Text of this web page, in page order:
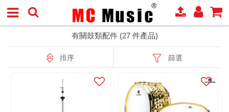
有關鼓類配件 (27 件產品)
排序 篩選